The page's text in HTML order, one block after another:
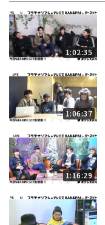
1:02:35
1:06:37
1:16:29